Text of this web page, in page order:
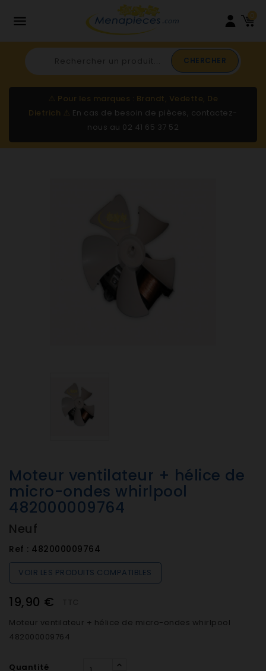
 0
CHERCHER
⚠️ Pour les marques : Brandt, Vedette, De
Dietrich ⚠️ En cas de besoin de pièces, contactez-
nous au 02 41 65 37 52
Moteur ventilateur + hélice de
micro-ondes whirlpool
482000009764
Neuf
Ref : 482000009764
VOIR LES PRODUITS COMPATIBLES
19,90 €
Moteur ventilateur + hélice de micro-ondes whirlpool
482000009764
Quantité